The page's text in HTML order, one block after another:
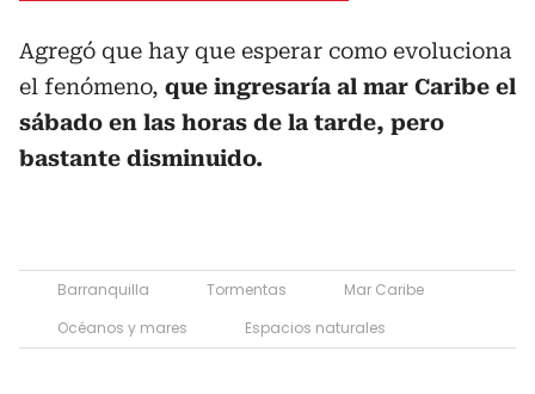
Agregó que hay que esperar como evoluciona
el fenómeno, que ingresaría al mar Caribe el
sábado en las horas de la tarde, pero
bastante disminuido.
Barranquilla Tormentas
Mar Caribe
Océanos y mares
Espacios naturales